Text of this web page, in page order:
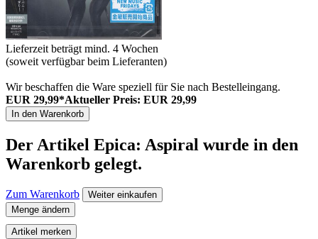
Lieferzeit beträgt mind. 4 Wochen
(soweit verfügbar beim Lieferanten)
Wir beschaffen die Ware speziell für Sie nach Bestelleingang.
EUR 29,99*Aktueller Preis: EUR 29,99
In den Warenkorb
Der Artikel Epica: Aspiral wurde in den
Warenkorb gelegt.
Zum Warenkorb
Weiter einkaufen
Menge ändern
Artikel merken